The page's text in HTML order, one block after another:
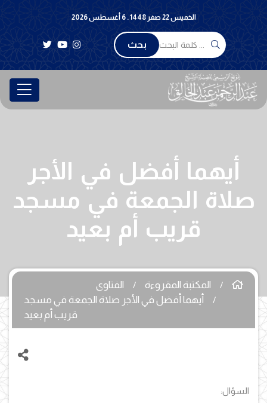
الخميس 22 صفر 1448 . 6 أغسطس 2026
بحث
أيهما أفضل في الأجر
صلاة الجمعة في مسجد
قريب أم بعيد
المكتبة المقروءة
الفتاوى
أيهما أفضل في الأجر صلاة الجمعة في مسجد
قريب أم بعيد
السؤال: